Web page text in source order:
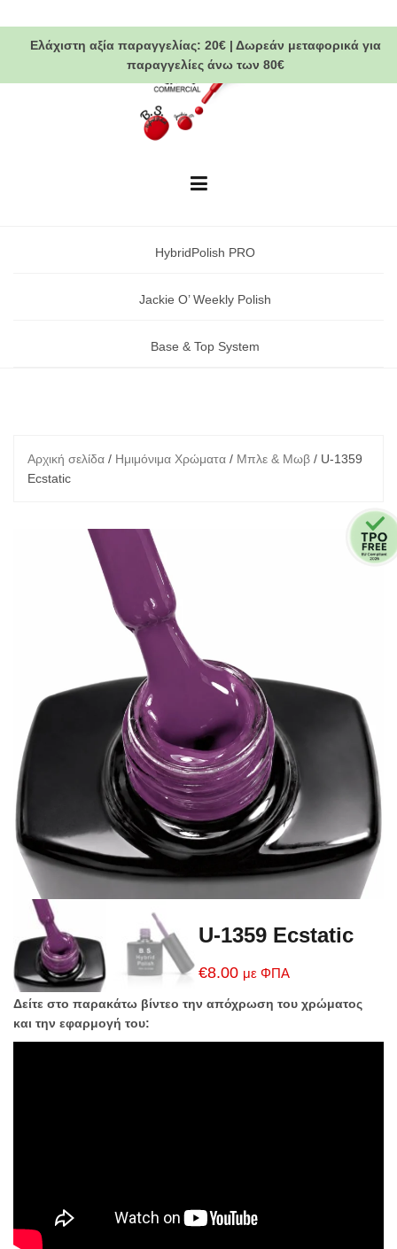
to
contentΕλάχιστη αξία παραγγελίας: 20€| Δωρεάν μεταφορικάγια
παραγγελίες άνω των 80€
HybridPolish PRO
Jackie O’ Weekly Polish
Base & Top System
Αρχική σελίδα / Ημιμόνιμα Χρώματα / Μπλε & Μωβ / U-1359
Ecstatic
U-1359 Ecstatic
€8.00 με ΦΠΑ
Δείτε στο παρακάτω βίντεο την απόχρωση του χρώματος
και την εφαρμογή του: